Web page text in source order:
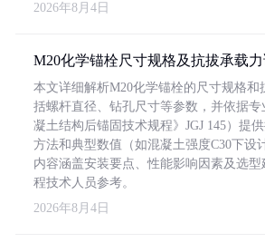
2026年8月4日
M20化学锚栓尺寸规格及抗拔承载
本文详细解析M20化学锚栓的尺寸规格和
括螺杆直径、钻孔尺寸等参数，并依据
凝土结构后锚固技术规程》JGJ 145）提
方法和典型数值（如混凝土强度C30下设
内容涵盖安装要点、性能影响因素及选
程技术人员参考。
2026年8月4日